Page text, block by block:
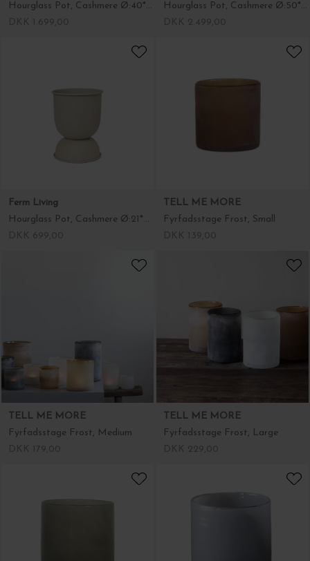
Hourglass Pot, Cashmere Ø:40*59
Hourglass Pot, Cashmere Ø:50*73 - Hent selv
Ferm Living
Hourglass Pot, Cashmere Ø:21*30
TELL ME MORE
Fyrfadsstage Frost, Small
TELL ME MORE
Fyrfadsstage Frost, Medium
TELL ME MORE
Fyrfadsstage Frost, Large